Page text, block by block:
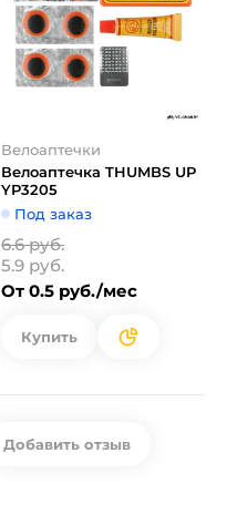
Велоаптечки
Велоаптечка THUMBS UP
YP3205
Под заказ
6.6 руб.
5.9 руб.
От 0.5 руб./мес
Купить
Добавить отзыв